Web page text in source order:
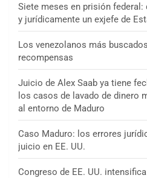
Siete meses en prisión
y jurídicamente un exjefe de
Los venezolanos más
recompensas
Juicio de Alex Saab ya tiene
los casos de lavado de dinero
al entorno de Maduro
Caso Maduro: los errores
juicio en EE. UU.
Congreso de EE. UU.